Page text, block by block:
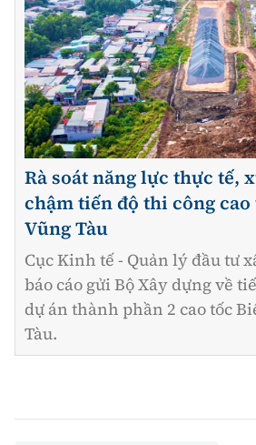
Rà soát năng lực thực tế,
chậm tiến độ thi công cao
Vũng Tàu
Cục Kinh tế - Quản lý đầu tư
báo cáo gửi Bộ Xây dựng về
dự án thành phần 2 cao tốc
Tàu.